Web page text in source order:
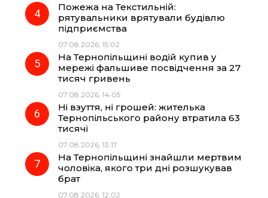
Пожежа на Текстильній:
рятувальники врятували будівлю
підприємства
07.08.2026, 15:02
На Тернопільщині водій купив у
мережі фальшиве посвідчення за 27
тисяч гривень
07.08.2026, 14:05
Ні взуття, ні грошей: жителька
Тернопільського району втратила 63
тисячі
07.08.2026, 13:17
На Тернопільщині знайшли мертвим
чоловіка, якого три дні розшукував
брат
07.08.2026, 12:02